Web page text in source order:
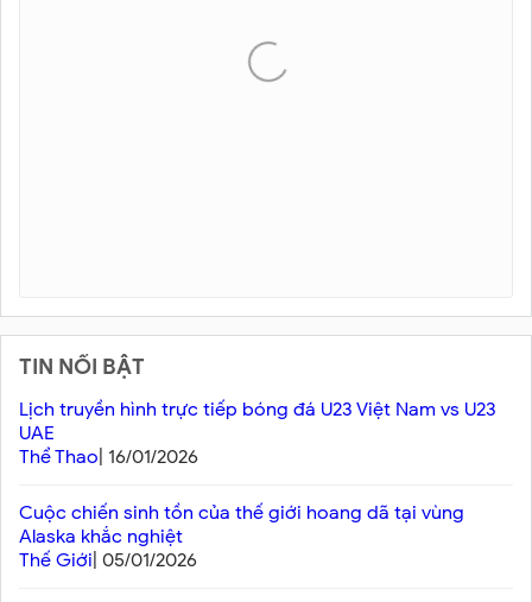
TIN NỔI BẬT
Lịch truyền hình trực tiếp bóng đá U23 Việt Nam vs U23
UAE
Thể Thao | 16/01/2026
Cuộc chiến sinh tồn của thế giới hoang dã tại vùng
Alaska khắc nghiệt
Thế Giới | 05/01/2026